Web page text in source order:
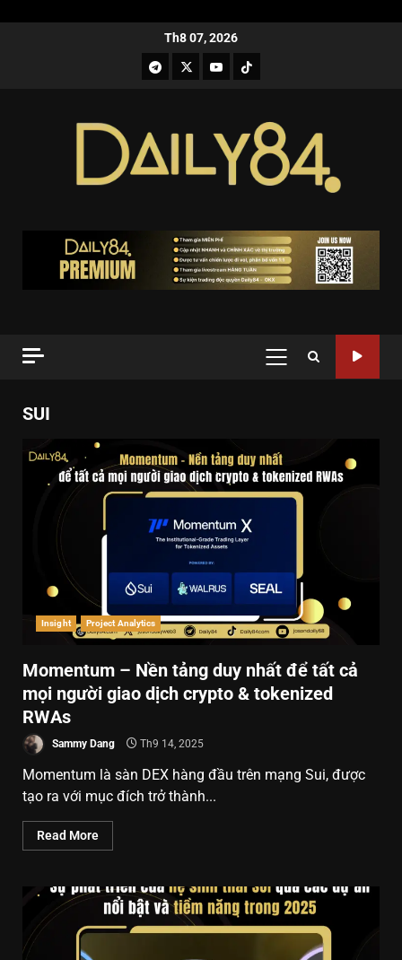
Th8 07, 2026
SUI
Insight Project Analytics
Momentum – Nền tảng duy nhất để tất cả
mọi người giao dịch crypto & tokenized
RWAs
Sammy Dang Th9 14, 2025
Momentum là sàn DEX hàng đầu trên mạng Sui, được
tạo ra với mục đích trở thành...
Read More